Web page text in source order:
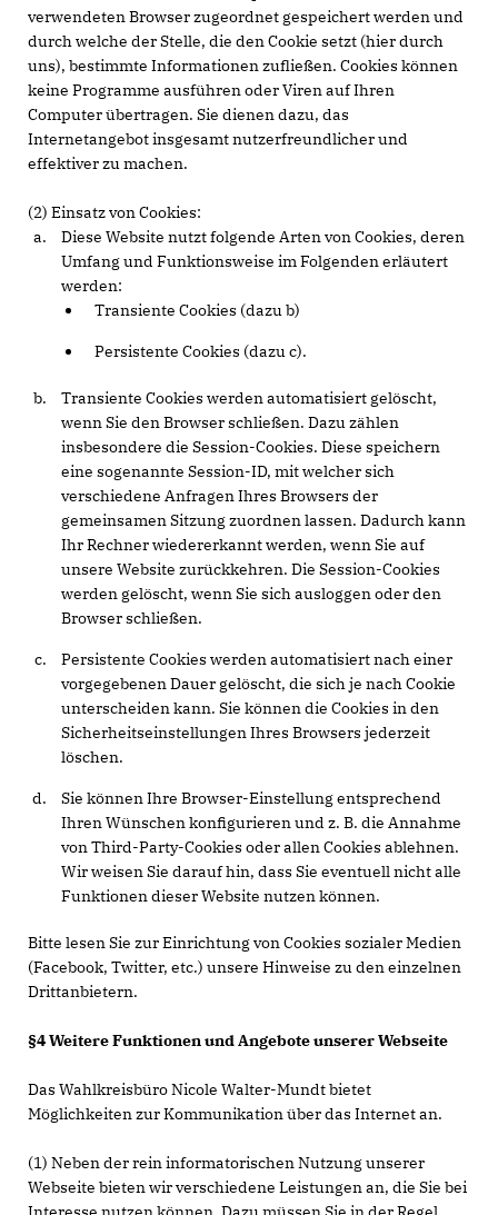
verwendeten Browser zugeordnet gespeichert werden und
durch welche der Stelle, die den Cookie setzt (hier durch
uns), bestimmte Informationen zufließen. Cookies können
keine Programme ausführen oder Viren auf Ihren
Computer übertragen. Sie dienen dazu, das
Internetangebot insgesamt nutzerfreundlicher und
effektiver zu machen.
(2) Einsatz von Cookies:
Diese Website nutzt folgende Arten von Cookies, deren
Umfang und Funktionsweise im Folgenden erläutert
werden:
Transiente Cookies (dazu b)
Persistente Cookies (dazu c).
Transiente Cookies werden automatisiert gelöscht,
wenn Sie den Browser schließen. Dazu zählen
insbesondere die Session-Cookies. Diese speichern
eine sogenannte Session-ID, mit welcher sich
verschiedene Anfragen Ihres Browsers der
gemeinsamen Sitzung zuordnen lassen. Dadurch kann
Ihr Rechner wiedererkannt werden, wenn Sie auf
unsere Website zurückkehren. Die Session-Cookies
werden gelöscht, wenn Sie sich ausloggen oder den
Browser schließen.
Persistente Cookies werden automatisiert nach einer
vorgegebenen Dauer gelöscht, die sich je nach Cookie
unterscheiden kann. Sie können die Cookies in den
Sicherheitseinstellungen Ihres Browsers jederzeit
löschen.
Sie können Ihre Browser-Einstellung entsprechend
Ihren Wünschen konfigurieren und z. B. die Annahme
von Third-Party-Cookies oder allen Cookies ablehnen.
Wir weisen Sie darauf hin, dass Sie eventuell nicht alle
Funktionen dieser Website nutzen können.
Bitte lesen Sie zur Einrichtung von Cookies sozialer Medien
(Facebook, Twitter, etc.) unsere Hinweise zu den einzelnen
Drittanbietern.
§4 Weitere Funktionen und Angebote unserer Webseite
Das Wahlkreisbüro Nicole Walter-Mundt bietet
Möglichkeiten zur Kommunikation über das Internet an.
(1) Neben der rein informatorischen Nutzung unserer
Webseite bieten wir verschiedene Leistungen an, die Sie bei